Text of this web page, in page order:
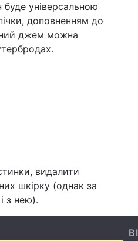
Війна
Політика
Погода
Регіони
буде універсальною
доповненням до
джем можна
видалити
шкірку (однак за
з нею).